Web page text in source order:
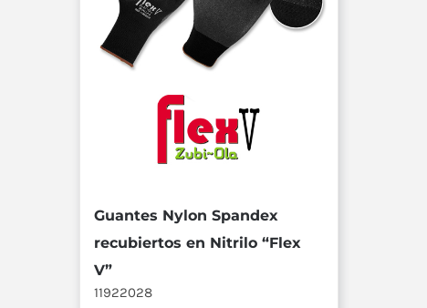
Guantes Nylon Spandex
recubiertos en Nitrilo “Flex
V”
11922028